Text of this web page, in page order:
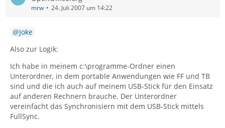
mrw 24. Juli 2007 um 14:22
Joke
Also zur Logik:
Ich habe in meinem c:\programme-Ordner einen
Unterordner, in dem portable Anwendungen wie FF und TB
sind und die ich auch auf meinem USB-Stick für den Einsatz
auf anderen Rechnern brauche. Der Unterordner
vereinfacht das Synchronisiern mit dem USB-Stick mittels
FullSync.